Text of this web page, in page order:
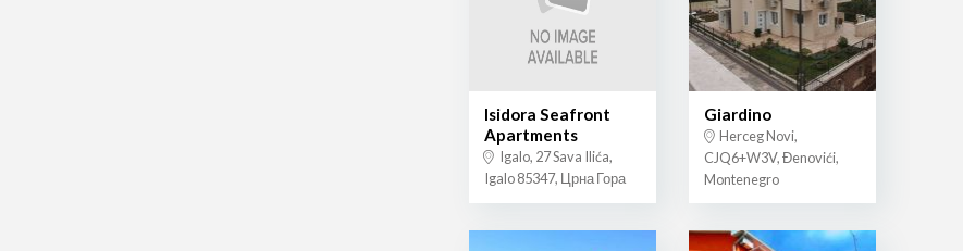
Isidora Seafront
Apartments
Igalo, 27 Sava Ilića,
Igalo 85347, Црна Гора
Giardino
Herceg Novi,
CJQ6+W3V, Đenovići,
Montenegro